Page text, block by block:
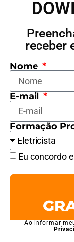
receber
Nome
E-mail
Formação
Eu concordo
Ao informar